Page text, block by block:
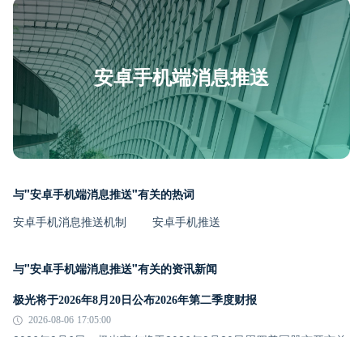
安卓手机端消息推送
与"安卓手机端消息推送"有关的热词
安卓手机消息推送机制 安卓手机推送
与"安卓手机端消息推送"有关的资讯新闻
极光将于2026年8月20日公布2026年第二季度财报
2026-08-06 17:05:00